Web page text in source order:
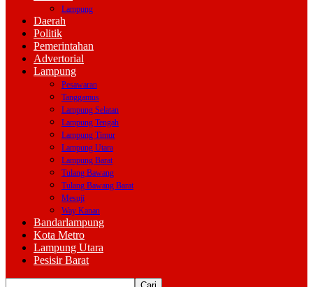
Lampung
Daerah
Politik
Pemerintahan
Advertorial
Lampung
Pesawaran
Tanggamus
Lampung Selatan
Lampung Tengah
Lampung Timur
Lampung Utara
Lampung Barat
Tulang Bawang
Tulang Bawang Barat
Mesuji
Way Kanan
Bandarlampung
Kota Metro
Lampung Utara
Pesisir Barat